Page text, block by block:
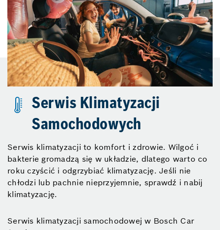
Serwis Klimatyzacji
Samochodowych
Serwis klimatyzacji to komfort i zdrowie. Wilgoć i
bakterie gromadzą się w układzie, dlatego warto co
roku czyścić i odgrzybiać klimatyzację. Jeśli nie
chłodzi lub pachnie nieprzyjemnie, sprawdź i nabij
klimatyzację.
Serwis klimatyzacji samochodowej w Bosch Car